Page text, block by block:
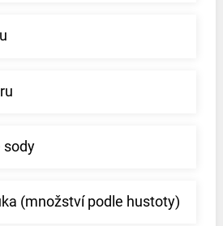
sody
(množství podle hustoty)